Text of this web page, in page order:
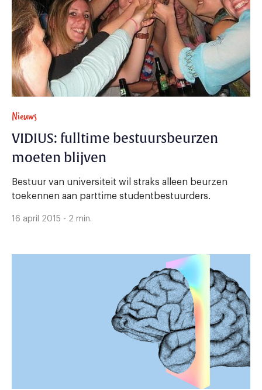
Nieuws
VIDIUS: fulltime bestuursbeurzen
moeten blijven
Bestuur van universiteit wil straks alleen beurzen
toekennen aan parttime studentbestuurders.
16 april 2015 - 2 min.